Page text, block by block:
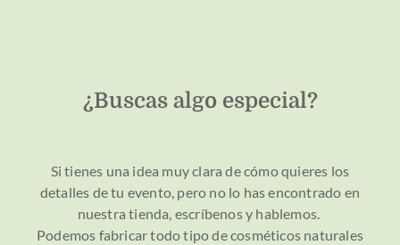
¿Buscas algo especial?
Si tienes una idea muy clara de cómo quieres los
detalles de tu evento, pero no lo has encontrado en
nuestra tienda, escríbenos y hablemos.
Podemos fabricar todo tipo de cosméticos naturales